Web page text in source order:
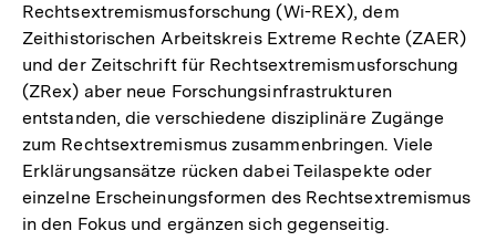
Rechtsextremismusforschung (Wi-REX), dem
Zeithistorischen Arbeitskreis Extreme Rechte (ZAER)
und der Zeitschrift für Rechtsextremismusforschung
(ZRex) aber neue Forschungsinfrastrukturen
entstanden, die verschiedene disziplinäre Zugänge
zum Rechtsextremismus zusammenbringen. Viele
Erklärungsansätze rücken dabei Teilaspekte oder
einzelne Erscheinungsformen des Rechtsextremismus
in den Fokus und ergänzen sich gegenseitig.